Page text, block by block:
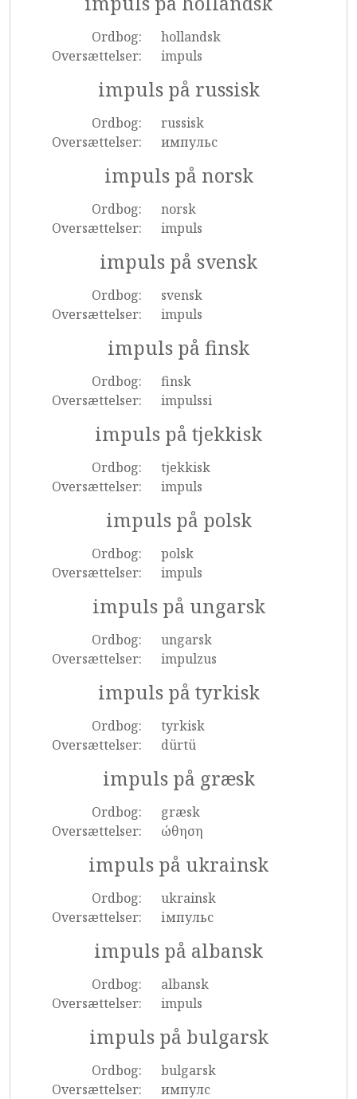
Ordbog:
hollandsk
Oversættelser:
impuls
impuls på russisk
Ordbog:
russisk
Oversættelser:
импульс
impuls på norsk
Ordbog:
norsk
Oversættelser:
impuls
impuls på svensk
Ordbog:
svensk
Oversættelser:
impuls
impuls på finsk
Ordbog:
finsk
Oversættelser:
impulssi
impuls på tjekkisk
Ordbog:
tjekkisk
Oversættelser:
impuls
impuls på polsk
Ordbog:
polsk
Oversættelser:
impuls
impuls på ungarsk
Ordbog:
ungarsk
Oversættelser:
impulzus
impuls på tyrkisk
Ordbog:
tyrkisk
Oversættelser:
dürtü
impuls på græsk
Ordbog:
græsk
Oversættelser:
ώθηση
impuls på ukrainsk
Ordbog:
ukrainsk
Oversættelser:
імпульс
impuls på albansk
Ordbog:
albansk
Oversættelser:
impuls
impuls på bulgarsk
Ordbog:
bulgarsk
Oversættelser:
импулс